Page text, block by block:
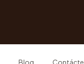
Blog